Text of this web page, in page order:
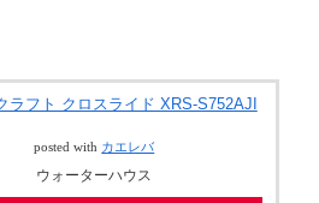
ラフト クロスライド XRS-S752AJI
posted with カエレバ
ウォーターハウス